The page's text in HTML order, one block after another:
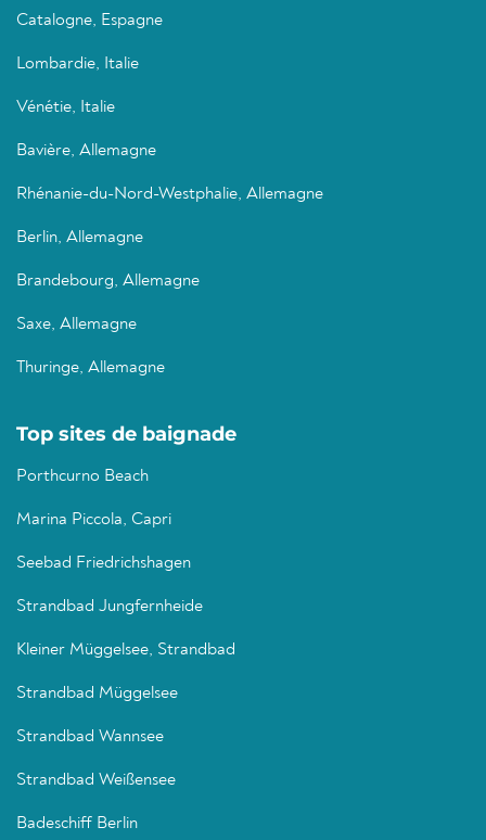
Catalogne, Espagne
Lombardie, Italie
Vénétie, Italie
Bavière, Allemagne
Rhénanie-du-Nord-Westphalie, Allemagne
Berlin, Allemagne
Brandebourg, Allemagne
Saxe, Allemagne
Thuringe, Allemagne
Top sites de baignade
Porthcurno Beach
Marina Piccola, Capri
Seebad Friedrichshagen
Strandbad Jungfernheide
Kleiner Müggelsee, Strandbad
Strandbad Müggelsee
Strandbad Wannsee
Strandbad Weißensee
Badeschiff Berlin